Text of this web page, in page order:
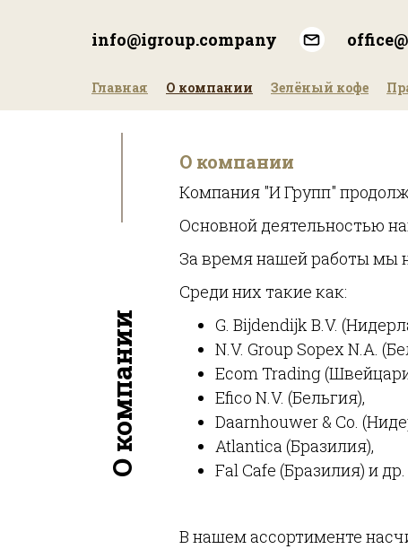
содержанию
info@igroup.company
Главная О компании Зелёный кофе
О компании
О компании
Компания "И Групп"
Основной деятельностью
За время нашей работы мы
Среди них такие как:
G. Bijdendijk B.V.
N.V. Group Sopex N.A.
Ecom Trading
Efico N.V. (Бельгия),
Daarnhouwer & Co.
Atlantica (Бразилия),
Fal Cafe (Бразилия) и др.
В нашем ассортименте